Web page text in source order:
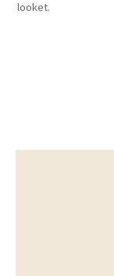
looket.